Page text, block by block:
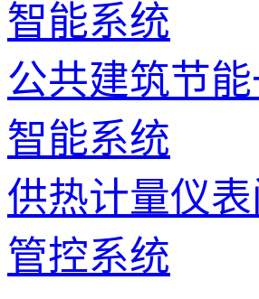
智能系统
公共建筑节
智能系统
供热计量仪
管控系统